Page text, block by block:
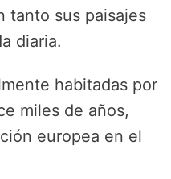
tanto sus paisajes
diaria.
habitadas por
miles de años,
europea en el